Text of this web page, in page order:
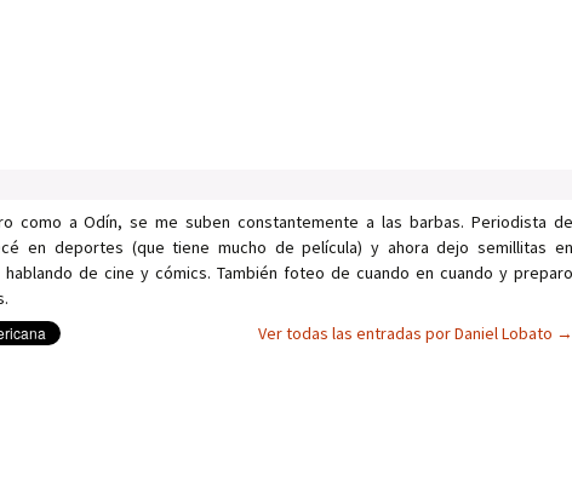
como a Odín, se me suben constantemente a las barbas. Periodista de
en deportes (que tiene mucho de película) y ahora dejo semillitas en
de cine y cómics. También foteo de cuando en cuando y preparo
Ver todas las entradas por Daniel Lobato →